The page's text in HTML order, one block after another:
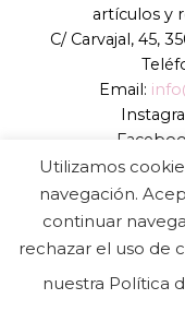
artículos y
C/ Carvajal, 45,
Email:
Página web:
Copyright
Utilizamos
navegación.
continuar
rechazar el uso de
nuestra Política